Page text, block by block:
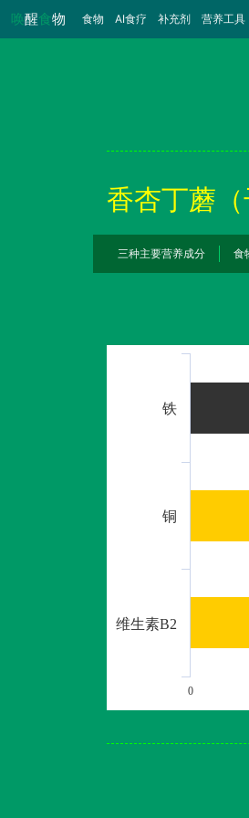
唤醒食物 食物 （当前）
AI食疗 补充剂 营养工具
香杏丁蘑（
三种主要营养成分 食
铁
铜
维生素B2
0